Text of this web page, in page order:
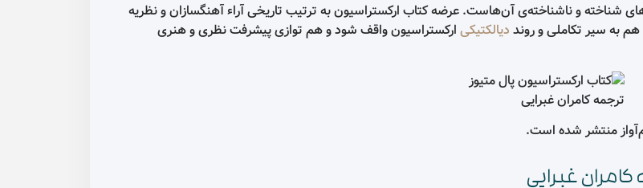
شناخته و ناشناخته‌ى آن‌هاست. عرضه کتاب ارکستراسیون به ترتیب تاریخی آراء آهنگسازان و نظریه
به سیر تکاملی و روند دیالکتیکی ارکستراسیون واقف شود و هم توازی پیشرفت نظری و هنری
منتشر شده است.
غبرایی